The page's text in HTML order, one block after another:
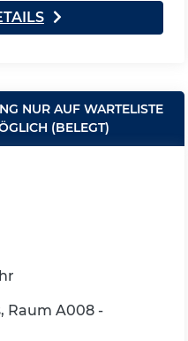
NUR AUF WARTELISTE
(BELEGT)
Raum A008 -